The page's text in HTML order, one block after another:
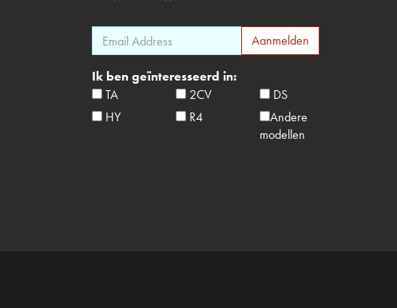
Ik ben geïnteresseerd in:
TA
2CV
DS
HY
R4
Andere
modellen